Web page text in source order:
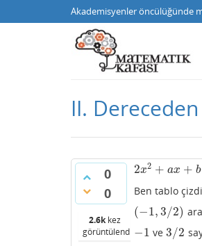
Akademisyenler öncülüğünde
II.
0
0
2.6kkez
görüntülendi
2x2 + ax + b
2x2+ ax +b≥ 0
Ben tablo
(−1,3/2)
(−1,3/ 2)
−1
−1 ve3/2
3/2